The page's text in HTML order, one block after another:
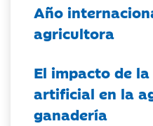
Año
agricultora
El impacto de
artificial en la
ganadería